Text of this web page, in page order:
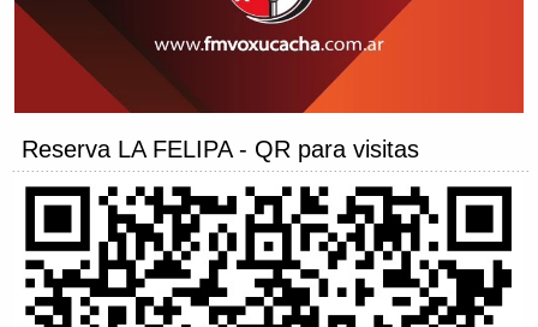
Reserva LA FELIPA - QR para visitas